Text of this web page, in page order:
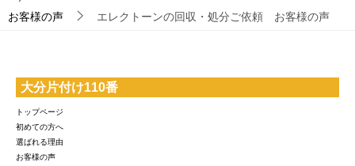
お客様の声 エレクトーンの回収・処分ご依頼 お客様の声
大分片付け110番
トップページ
初めての方へ
選ばれる理由
お客様の声